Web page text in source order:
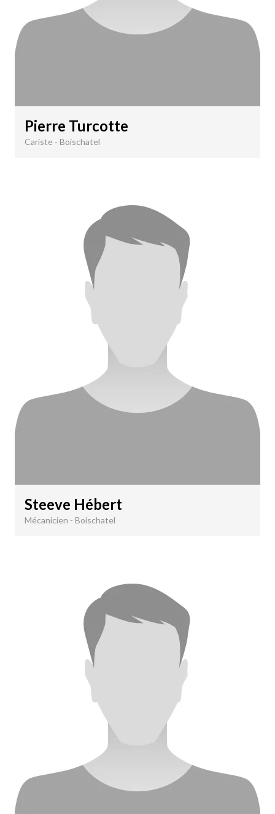
Pierre Turcotte
Cariste - Boischatel
Steeve Hébert
Mécanicien - Boischatel